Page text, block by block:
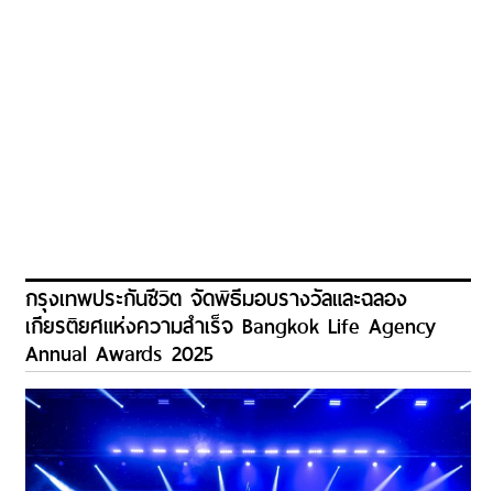
กรุงเทพประกันชีวิต จัดพิธีมอบรางวัลและฉลอง
เกียรติยศแห่งความสำเร็จ Bangkok Life Agency
Annual Awards 2025